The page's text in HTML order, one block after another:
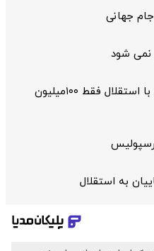
جهانی
نمی شود
رقم فسخ قرارداد رضاییان با استقلال فقط ۱۰۰میلیون
به استقلال